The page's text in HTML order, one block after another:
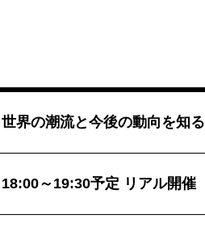
界の潮流と今後の動向を知る
～19:30予定 リアル開催